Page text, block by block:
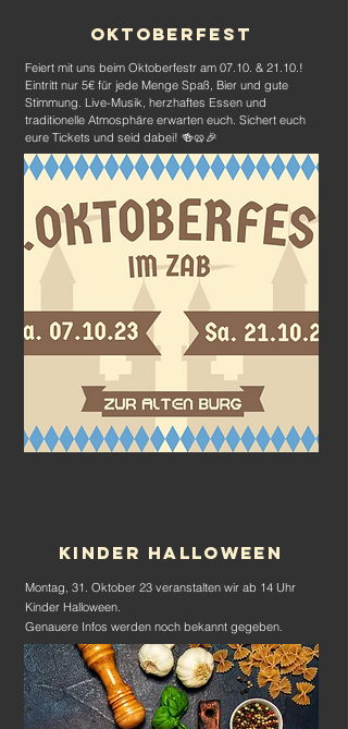
Oktoberfest
Feiert mit uns beim Oktoberfestr am 07.10. & 21.10.!
Eintritt nur 5€ für jede Menge Spaß, Bier und gute
Stimmung. Live-Musik, herzhaftes Essen und
traditionelle Atmosphäre erwarten euch. Sichert euch
eure Tickets und seid dabei! 🍻🥨🎉
Kinder Halloween
Montag, 31. Oktober 23 veranstalten wir ab 14 Uhr
Kinder Halloween.
Genauere Infos werden noch bekannt gegeben.